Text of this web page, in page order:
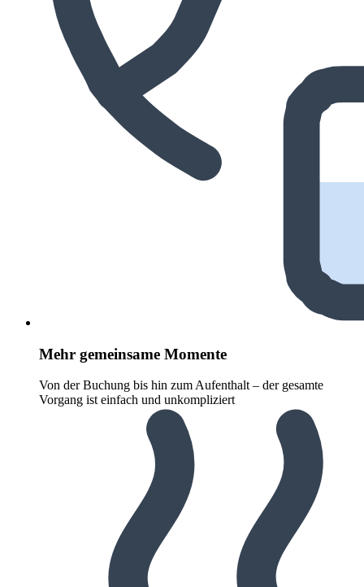
Mehr gemeinsame Momente
Von der Buchung bis hin zum Aufenthalt – der gesamte
Vorgang ist einfach und unkompliziert